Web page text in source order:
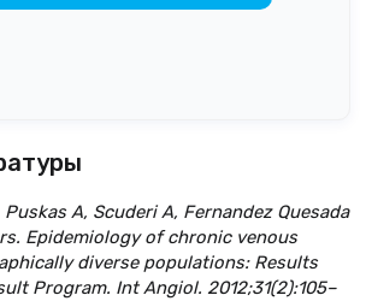
Puskas A, Scuderi A, Fernandez Quesada
Epidemiology of chronic venous
diverse populations: Results
Program. Int Angiol. 2012;31(2):105–